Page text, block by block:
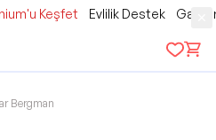
Keşfet Evlilik Destek
Bergman